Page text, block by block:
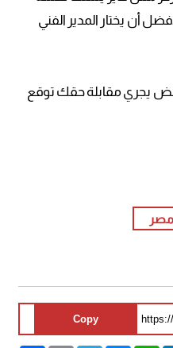
أن يختار المدير الفني
يجري مقابلة حقك توقع
Copy